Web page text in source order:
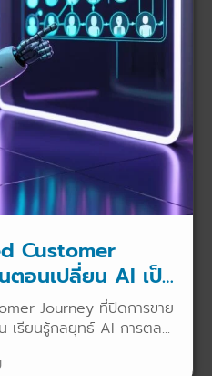
Customer
อนเปลี่ยน AI เป็น
Journey ที่ปิดการขาย
รียนรู้กลยุทธ์ AI การตล...